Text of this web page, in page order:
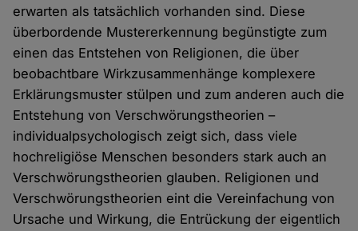
erwarten als tatsächlich vorhanden sind. Diese
überbordende Mustererkennung begünstigte zum
einen das Entstehen von Religionen, die über
beobachtbare Wirkzusammenhänge komplexere
Erklärungsmuster stülpen und zum anderen auch die
Entstehung von Verschwörungstheorien –
individualpsychologisch zeigt sich, dass viele
hochreligiöse Menschen besonders stark auch an
Verschwörungstheorien glauben. Religionen und
Verschwörungstheorien eint die Vereinfachung von
Ursache und Wirkung, die Entrückung der eigentlich